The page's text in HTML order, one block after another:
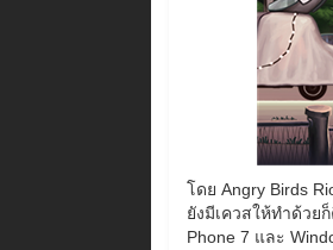
โดย Angry Birds
ยังมีเควสให้ทำด้วย
Phone 7 และ